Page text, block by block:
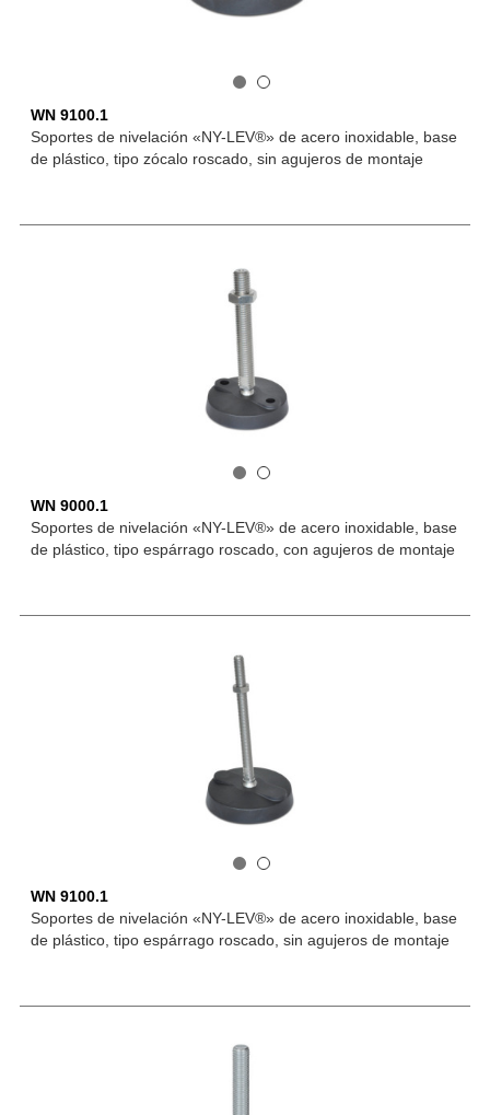
WN 9100.1
Soportes de nivelación «NY-LEV®» de acero inoxidable, base
de plástico, tipo zócalo roscado, sin agujeros de montaje
WN 9000.1
Soportes de nivelación «NY-LEV®» de acero inoxidable, base
de plástico, tipo espárrago roscado, con agujeros de montaje
WN 9100.1
Soportes de nivelación «NY-LEV®» de acero inoxidable, base
de plástico, tipo espárrago roscado, sin agujeros de montaje